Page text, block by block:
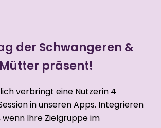
der Schwangeren &
Mütter präsent!
verbringt eine Nutzerin 4
in unseren Apps. Integrieren
wenn Ihre Zielgruppe im